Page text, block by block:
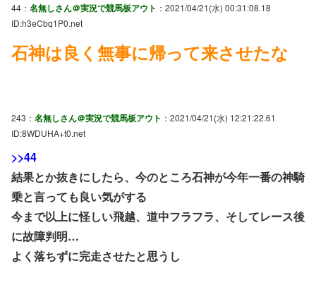
44： 名無しさん＠実況で競馬板アウト ：2021/04/21(水) 00:31:08.18
ID:h3eCbq1P0.net
石神は良く無事に帰って来させたな
243： 名無しさん＠実況で競馬板アウト ：2021/04/21(水) 12:21:22.61
ID:8WDUHA+t0.net
>>44
結果とか抜きにしたら、今のところ石神が今年一番の神騎
乗と言っても良い気がする
今まで以上に怪しい飛越、道中フラフラ、そしてレース後
に故障判明…
よく落ちずに完走させたと思うし